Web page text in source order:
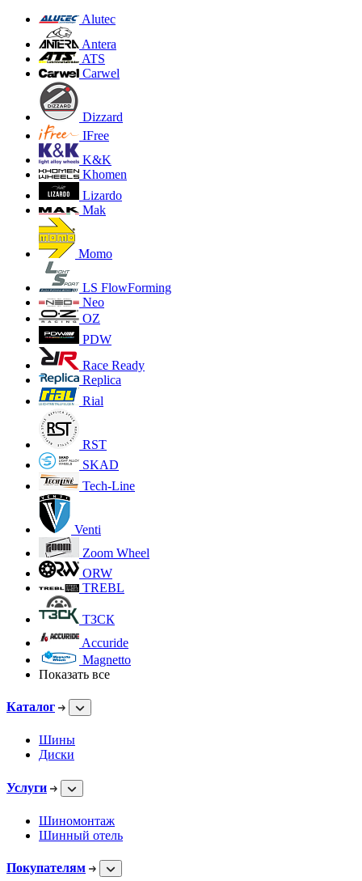
Alutec
Antera
ATS
Carwel
Dizzard
IFree
K&K
Khomen
Lizardo
Mak
Momo
LS FlowForming
Neo
OZ
PDW
Race Ready
Replica
Rial
RST
SKAD
Tech-Line
Venti
Zoom Wheel
ORW
TREBL
ТЗСК
Accuride
Magnetto
Показать все
Каталог
Шины
Диски
Услуги
Шиномонтаж
Шинный отель
Покупателям